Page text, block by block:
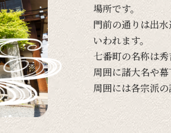
場所です。
門前の通りは出水
いわれます。
七番町の名称は秀
周囲に諸大名や幕
周囲には各宗派の